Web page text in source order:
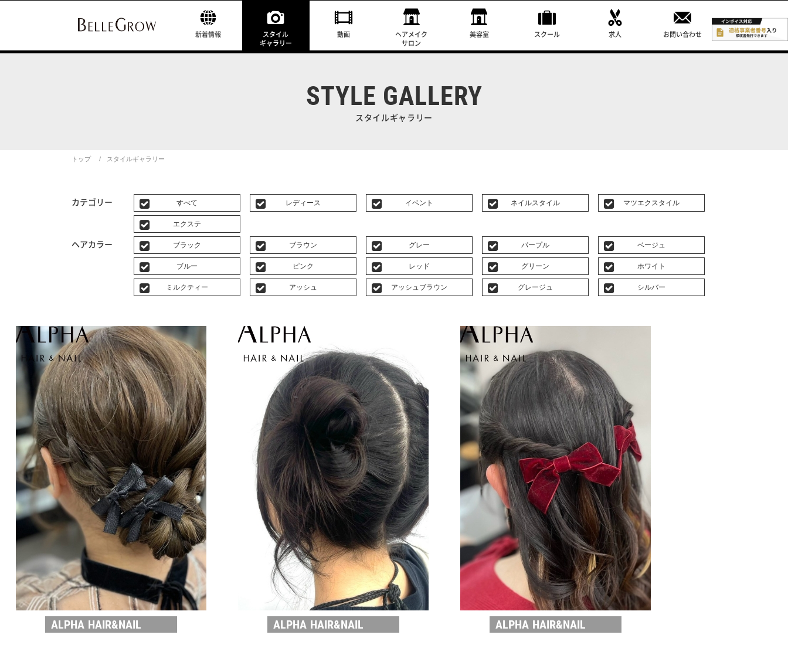
新着情報
スタイル
ギャラリー
動画
ヘアメイク
サロン
美容室 スクール 求人 お問い合わせ
STYLE GALLERY
スタイルギャラリー
トップ スタイルギャラリー
カテゴリー すべて レディース イベント ネイルスタイル マツエクスタイル
エクステ
ヘアカラー ブラック ブラウン グレー パープル ベージュ
ブルー ピンク レッド グリーン ホワイト
ミルクティー アッシュ アッシュブラウン グレージュ シルバー
ALPHA HAIR&NAIL ALPHA HAIR&NAIL ALPHA HAIR&NAIL